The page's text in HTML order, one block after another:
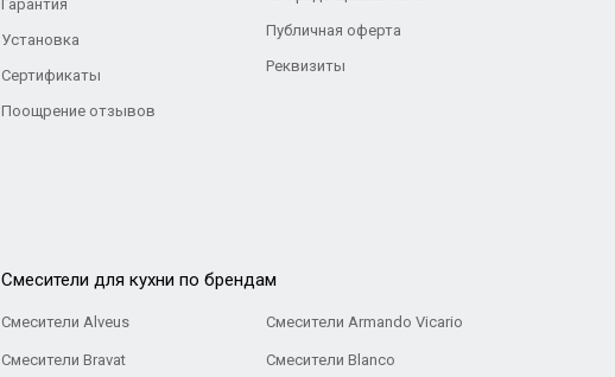
Гарантия
Установка
Сертификаты
Поощрение отзывов
Публичная оферта
Реквизиты
Cмесители для кухни по брендам
Смесители Alveus Смесители Armando Vicario
Смесители Bravat Смесители Blanco